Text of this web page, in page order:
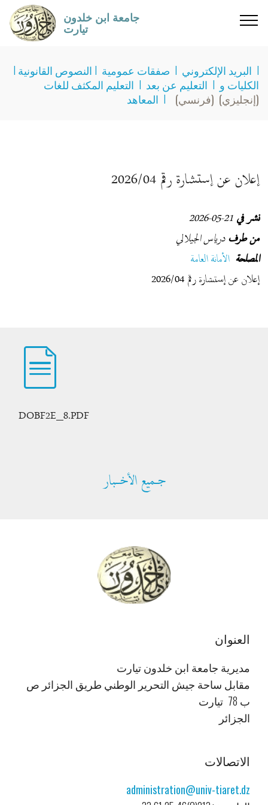
جامعة ابن خلدون
تيارت
I النصوص القانونية I صفقات عمومية I البريد الإلكتروني I
التعليم المكثف للغات I التعليم عن بعد I الكليات و
المعاهد I (فرنسي) (إنجليزي)
إعلان عن إستشارة رقم 2026/04
نشر في 21-05-2026
من طرفدرياس الجيلالي
المصلحة الأمانة العامة
إعلان عن إستشارة رقم 2026/04
DOBF2E_8.PDF
جــميع الأخـــبار
العنوان
مديرية جامعة ابن خلدون تيارت
مقابل ساحة جيش التحرير الوطني طريق الجزائر ص
ب 78 تيارت
الجزائر
الاتصالات
administration@univ-tiaret.dz